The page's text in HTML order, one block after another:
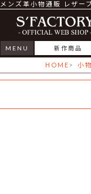
メンズ革小物通販 レザー
MENU 新作商品
HOME 小物